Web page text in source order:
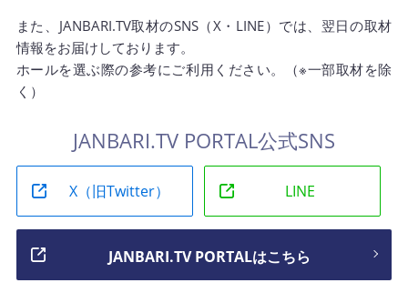
また、JANBARI.TV取材のSNS（X・LINE）では、翌日の取材
情報をお届けしております。
ホールを選ぶ際の参考にご利用ください。（※一部取材を除
く）
JANBARI.TV PORTAL公式SNS
X（旧Twitter） LINE
JANBARI.TV PORTALはこちら